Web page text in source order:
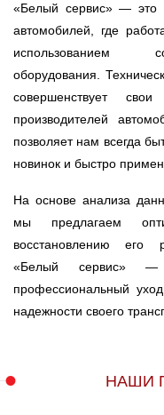
«Белый сервис» — это
автомобилей, где
использованием
оборудования.
совершенствует
производителей
позволяет нам всегда
новинок и быстро
На основе анализа
мы предлагаем
восстановлению его
«Белый сервис»
профессиональный
надежности своего
НАШИ